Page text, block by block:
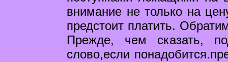
внимание не только на
предстоит платить.
Прежде, чем сказать,
слово,если